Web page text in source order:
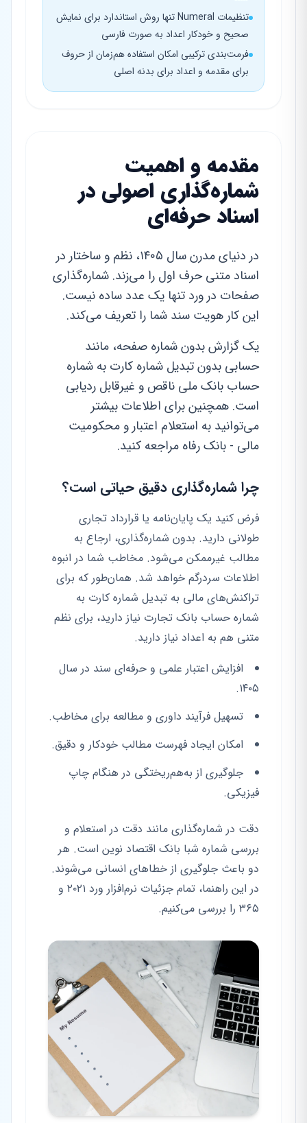
تنظیمات Numeral تنها روش استاندارد برای نمایش
صحیح و خودکار اعداد به صورت فارسی
فرمت‌بندی ترکیبی امکان استفاده هم‌زمان از حروف
برای مقدمه و اعداد برای بدنه اصلی
مقدمه و اهمیت
شماره‌گذاری اصولی در
اسناد حرفه‌ای
در دنیای مدرن سال ۱۴۰۵، نظم و ساختار در
اسناد متنی حرف اول را می‌زند. شماره‌گذاری
صفحات در ورد تنها یک عدد ساده نیست.
این کار هویت سند شما را تعریف می‌کند.
یک گزارش بدون شماره صفحه، مانند
حسابی بدون تبدیل شماره کارت به شماره
حساب بانک ملی ناقص و غیرقابل ردیابی
است. همچنین برای اطلاعات بیشتر
می‌توانید به استعلام اعتبار و محکومیت
مالی - بانک رفاه مراجعه کنید.
چرا شماره‌گذاری دقیق حیاتی است؟
فرض کنید یک پایان‌نامه یا قرارداد تجاری
طولانی دارید. بدون شماره‌گذاری، ارجاع به
مطالب غیرممکن می‌شود. مخاطب شما در انبوه
اطلاعات سردرگم خواهد شد. همان‌طور که برای
تراکنش‌های مالی به تبدیل شماره کارت به
شماره حساب بانک تجارت نیاز دارید، برای نظم
متنی هم به اعداد نیاز دارید.
افزایش اعتبار علمی و حرفه‌ای سند در سال
۱۴۰۵.
تسهیل فرآیند داوری و مطالعه برای مخاطب.
امکان ایجاد فهرست مطالب خودکار و دقیق.
جلوگیری از به‌هم‌ریختگی در هنگام چاپ
فیزیکی.
دقت در شماره‌گذاری مانند دقت در استعلام و
بررسی شماره شبا بانک اقتصاد نوین است. هر
دو باعث جلوگیری از خطاهای انسانی می‌شوند.
در این راهنما، تمام جزئیات نرم‌افزار ورد ۲۰۲۱ و
۳۶۵ را بررسی می‌کنیم.